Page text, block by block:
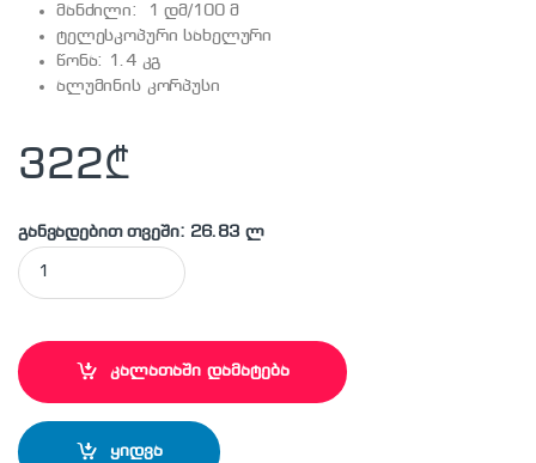
მანძილი: 1 დმ/100 მ
ტელესკოპური სახელური
წონა: 1.4 კგ
ალუმინის კორპუსი
322₾
განვადებით თვეში: 26.83 ლ
BOSCH - GWM32 შორ მანძილზე საზომი კურვიმეტრი
კალათაში დამატება
ყიდვა